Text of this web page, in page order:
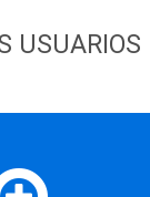
USUARIOS